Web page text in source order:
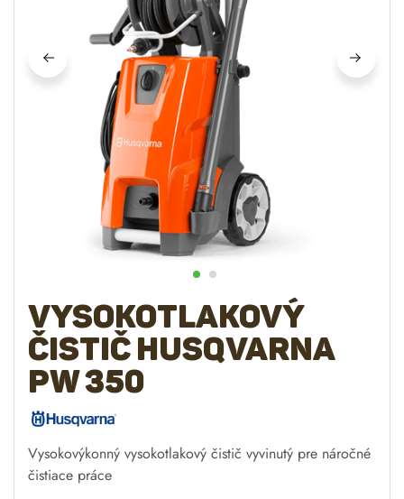
Vysokotlakový
čistič Husqvarna
PW 350
Vysokovýkonný vysokotlakový čistič vyvinutý pre náročné
čistiace práce